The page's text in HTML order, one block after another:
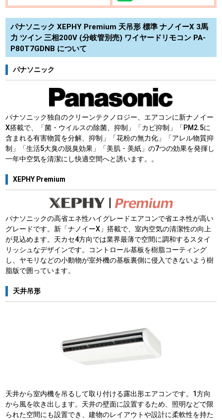
パナソニック XEPHY Premium 天吊形 標準 ナノイーX 3馬
力 ツイン 三相200V (分岐管別売) ワイヤードリモコン PA-
P80T7GDNB について
パナソニック
パナソニック独自のクリーンテクノロジー、エアコンに新ナノイー
X搭載で、「菌・ウイルスの除菌、抑制」「カビ抑制」「PM2.5に
含まれる有害物質を分解、抑制」「花粉の無力化」「アレル物質抑
制」「生活5大臭の脱臭効果」「美肌・美紙」の7つの効果を発揮し
一年中空気を清潔にし快適空間へと誘います。。
XEPHY Premium
パナソニックの高省エネ性ハイグレードエアコンで省エネ性が高い
グレードです。新「ナノイーX」搭載で、室内空気の清潔性の向上
が見込めます。天カセ4方向では業界最薄で空間に調和するスタイ
リッシュなデザインです。コントロール基板を樹脂コーティング
し、ヤモリなどの小動物が室外機の基板裏側に侵入できないよう樹
脂版で囲っています。
天井吊形
天井から室内機を吊るして取り付ける露出形エアコンです。1方向
から風を吹き出します。天井の壁面に設置するため、照明などで限
られた空間にも設置でき、建物のレイアウトや設計に柔軟性を持た